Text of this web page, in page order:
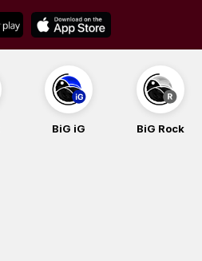
BiG iG BiG Rock